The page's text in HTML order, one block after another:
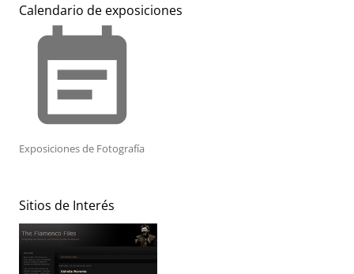
Calendario de exposiciones
event_note
Exposiciones de Fotografía
Sitios de Interés